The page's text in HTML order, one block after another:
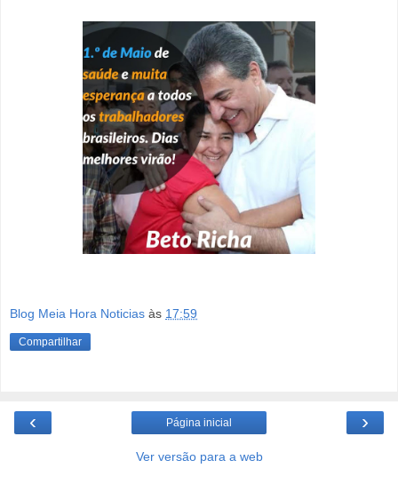
Blog Meia Hora Noticias às 17:59
Compartilhar
‹ ›
Página inicial
Ver versão para a web